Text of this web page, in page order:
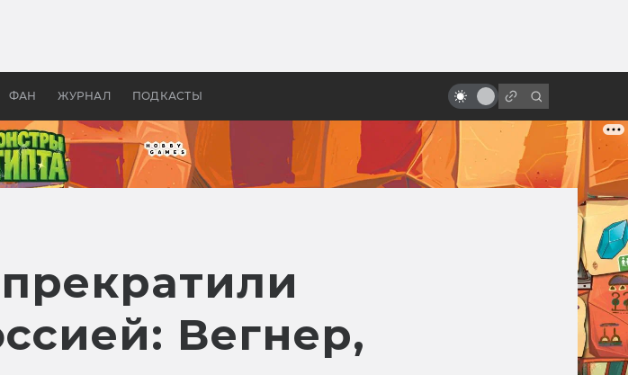
ФАН ЖУРНАЛ ПОДКАСТЫ
бы «Властелина колец»
безумия
Вегнер,